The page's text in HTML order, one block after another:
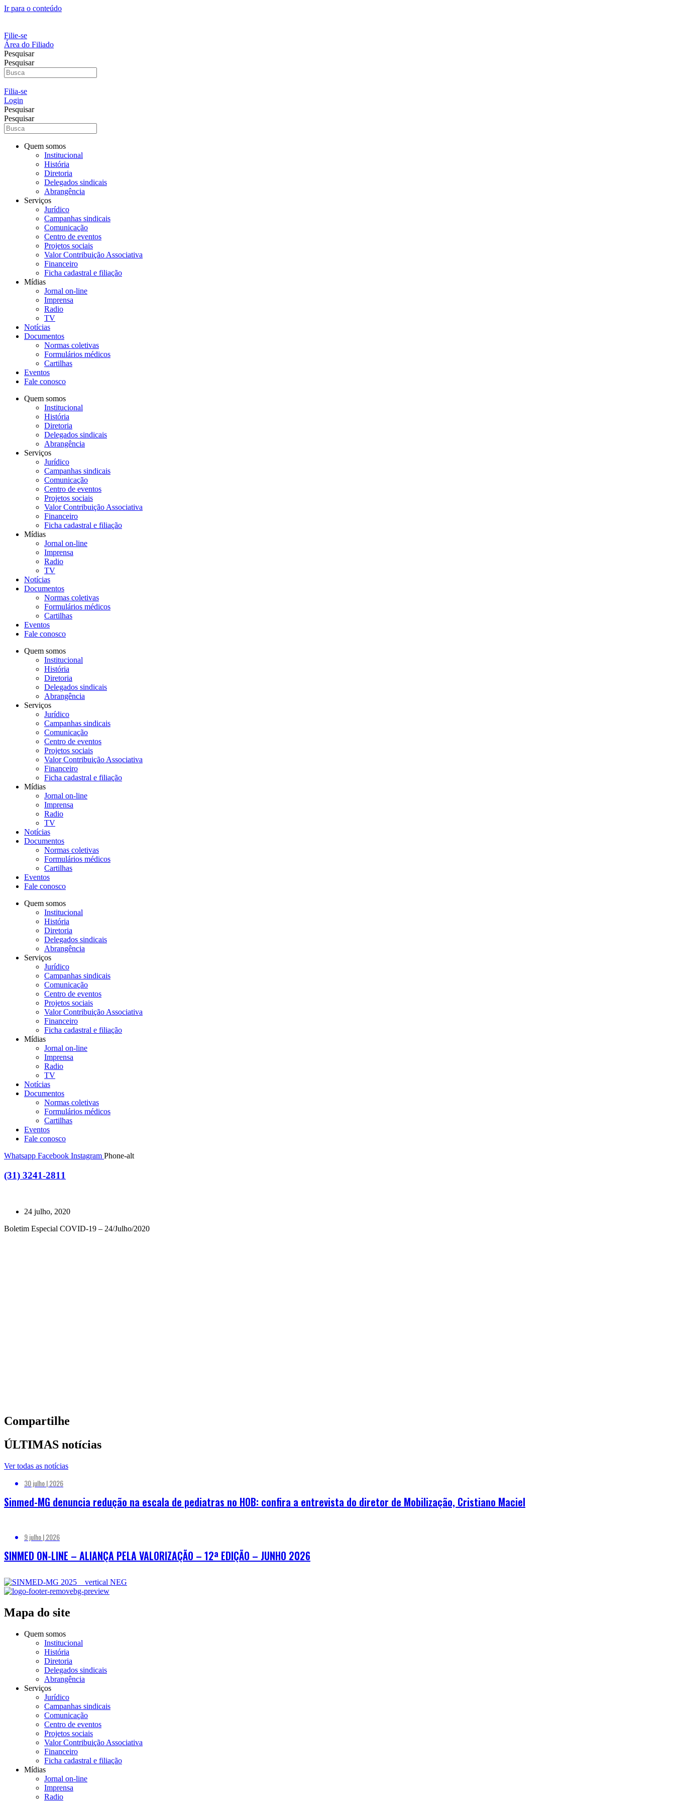
Ir para o conteúdo
Filie-se
Área do Filiado
Pesquisar
Pesquisar
Filia-se
Login
Pesquisar
Pesquisar
Quem somos
Institucional
História
Diretoria
Delegados sindicais
Abrangência
Serviços
Jurídico
Campanhas sindicais
Comunicação
Centro de eventos
Projetos sociais
Valor Contribuição Associativa
Financeiro
Ficha cadastral e filiação
Mídias
Jornal on-line
Imprensa
Radio
TV
Notícias
Documentos
Normas coletivas
Formulários médicos
Cartilhas
Eventos
Fale conosco
Quem somos
Institucional
História
Diretoria
Delegados sindicais
Abrangência
Serviços
Jurídico
Campanhas sindicais
Comunicação
Centro de eventos
Projetos sociais
Valor Contribuição Associativa
Financeiro
Ficha cadastral e filiação
Mídias
Jornal on-line
Imprensa
Radio
TV
Notícias
Documentos
Normas coletivas
Formulários médicos
Cartilhas
Eventos
Fale conosco
Quem somos
Institucional
História
Diretoria
Delegados sindicais
Abrangência
Serviços
Jurídico
Campanhas sindicais
Comunicação
Centro de eventos
Projetos sociais
Valor Contribuição Associativa
Financeiro
Ficha cadastral e filiação
Mídias
Jornal on-line
Imprensa
Radio
TV
Notícias
Documentos
Normas coletivas
Formulários médicos
Cartilhas
Eventos
Fale conosco
Quem somos
Institucional
História
Diretoria
Delegados sindicais
Abrangência
Serviços
Jurídico
Campanhas sindicais
Comunicação
Centro de eventos
Projetos sociais
Valor Contribuição Associativa
Financeiro
Ficha cadastral e filiação
Mídias
Jornal on-line
Imprensa
Radio
TV
Notícias
Documentos
Normas coletivas
Formulários médicos
Cartilhas
Eventos
Fale conosco
Whatsapp Facebook Instagram Phone-alt
(31) 3241-2811
24 julho, 2020
Boletim Especial COVID-19 – 24/Julho/2020
Compartilhe
ÚLTIMAS notícias
Ver todas as notícias
30 julho | 2026
Sinmed-MG denuncia redução na escala de pediatras no HOB: confira a entrevista do diretor de Mobilização, Cristiano Maciel
9 julho | 2026
SINMED ON-LINE – ALIANÇA PELA VALORIZAÇÃO – 12ª EDIÇÃO – JUNHO 2026
Mapa do site
Quem somos
Institucional
História
Diretoria
Delegados sindicais
Abrangência
Serviços
Jurídico
Campanhas sindicais
Comunicação
Centro de eventos
Projetos sociais
Valor Contribuição Associativa
Financeiro
Ficha cadastral e filiação
Mídias
Jornal on-line
Imprensa
Radio